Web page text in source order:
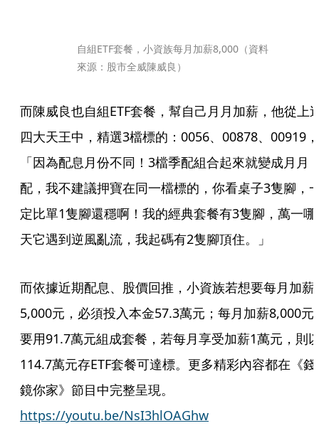
自組ETF套餐，小資族每月加薪8,000（資料
來源：股市全威陳威良）
而陳威良也自組ETF套餐，幫自己月月加薪，他從上
四大天王中，精選3檔標的：0056、00878、00919，
「因為配息月份不同！3檔季配組合起來就變成月月
配，我不建議押寶在同一檔標的，你看桌子3隻腳，
定比單1隻腳還穩啊！我的經典套餐有3隻腳，萬一哪
天它遇到逆風亂流，我起碼有2隻腳頂住。」
而依據近期配息、股價回推，小資族若想要每月加薪
5,000元，必須投入本金57.3萬元；每月加薪8,000元
要用91.7萬元組成套餐，若每月享受加薪1萬元，則
114.7萬元存ETF套餐可達標。更多精彩內容都在《錢
鏡你家》節目中完整呈現。
https://youtu.be/NsI3hlOAGhw